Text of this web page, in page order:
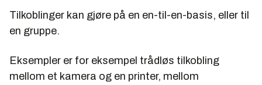
Tilkoblinger kan gjøre på en en-til-en-basis, eller til
en gruppe.
Eksempler er for eksempel trådløs tilkobling
mellom et kamera og en printer, mellom